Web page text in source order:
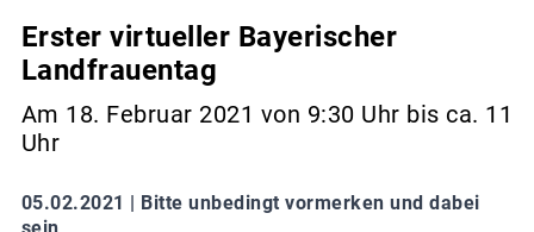
Erster virtueller Bayerischer
Landfrauentag
Am 18. Februar 2021 von 9:30 Uhr bis ca. 11
Uhr
05.02.2021 | Bitte unbedingt vormerken und dabei
sein